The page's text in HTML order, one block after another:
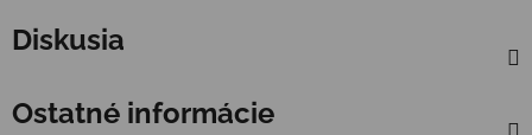
Diskusia
Ostatné informácie